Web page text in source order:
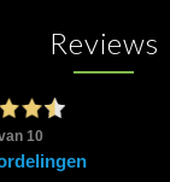
Reviews